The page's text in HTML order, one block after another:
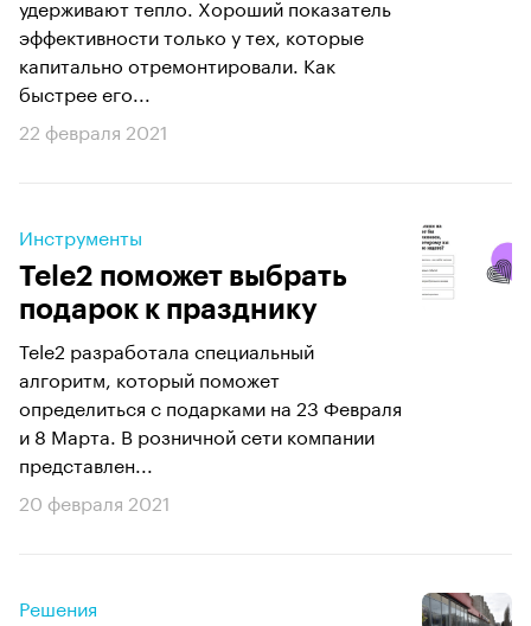
удерживают тепло. Хороший показатель
эффективности только у тех, которые
капитально отремонтировали. Как
быстрее его...
22 февраля 2021
Инструменты
Tele2 поможет выбрать
подарок к празднику
Tele2 разработала специальный
алгоритм, который поможет
определиться с подарками на 23 Февраля
и 8 Марта. В розничной сети компании
представлен...
20 февраля 2021
Решения